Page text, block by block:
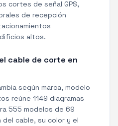
cortes de señal GPS,
de recepción
altos.
cable de corte en
según marca, modelo
reúne 1149 diagramas
555 modelos de 69
del cable, su color y el